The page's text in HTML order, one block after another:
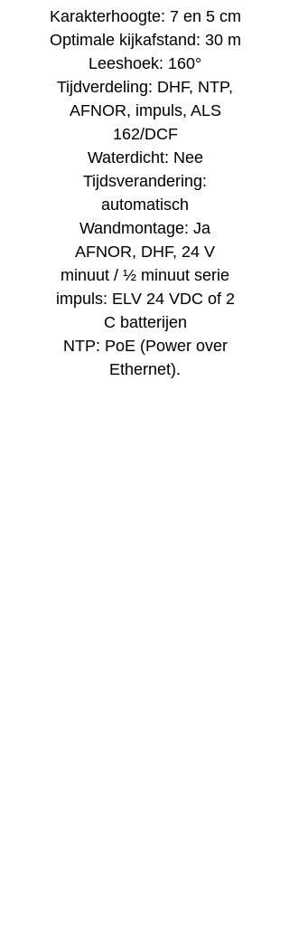
Karakterhoogte: 7 en 5 cm
Optimale kijkafstand: 30 m
Leeshoek: 160°
Tijdverdeling: DHF, NTP,
AFNOR, impuls, ALS
162/DCF
Waterdicht: Nee
Tijdsverandering:
automatisch
Wandmontage: Ja
AFNOR, DHF, 24 V
minuut / ½ minuut serie
impuls: ELV 24 VDC of 2
C batterijen
NTP: PoE (Power over
Ethernet).